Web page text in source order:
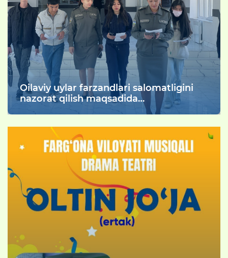
Oilaviy uylar farzandlari salomatligini
nazorat qilish maqsadida
chuqurlashtirilgan tibbiy ko‘rik o‘tkazildi.